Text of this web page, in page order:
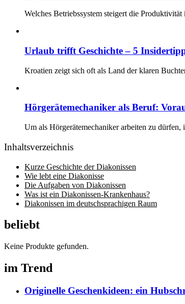
Welches Betriebssystem steigert die
Urlaub trifft Geschichte – 5
Kroatien zeigt sich oft als Land der klaren
Hörgerätemechaniker als Beruf:
Um als Hörgerätemechaniker arbeiten zu
Inhaltsverzeichnis
Kurze Geschichte der Diakonissen
Wie lebt eine Diakonisse
Die Aufgaben von Diakonissen
Was ist ein Diakonissen-Krankenhaus?
Diakonissen im deutschsprachigen Raum
beliebt
Keine Produkte gefunden.
im Trend
Originelle Geschenkideen: ein